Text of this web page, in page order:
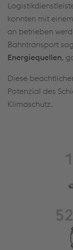
konnten mit
an betrieben
Bahntransport
Energiequellen,
Diese
Potenzial des
Klimaschutz.